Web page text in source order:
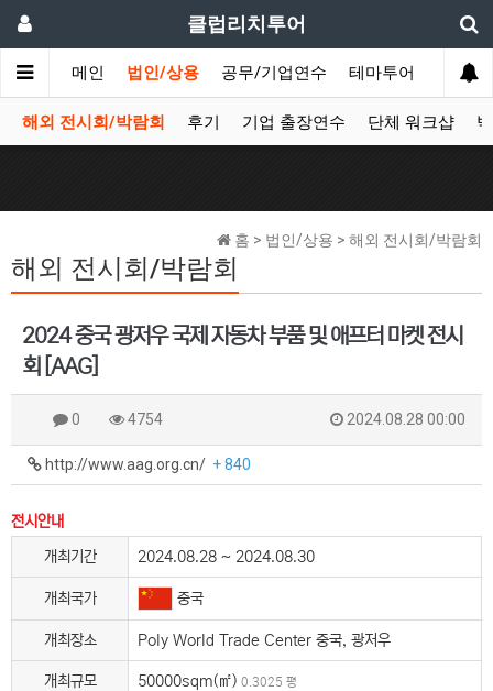
클럽리치투어
메인 법인/상용 공무/기업연수 테마투어 데이투
해외 전시회/박람회 후기 기업 출장연수 단체 워크샵
홈 > 법인/상용 > 해외 전시회/박람회
해외 전시회/박람회
2024 중국 광저우 국제 자동차 부품 및 애프터 마켓 전시
회 [AAG]
0 4754 2024.08.28 00:00
http://www.aag.org.cn/ + 840
전시안내
개최기간
2024.08.28 ~ 2024.08.30
개최국가 중국
개최장소 Poly World Trade Center 중국, 광저우
개최규모 50000sqm(㎡) 0.3025 평